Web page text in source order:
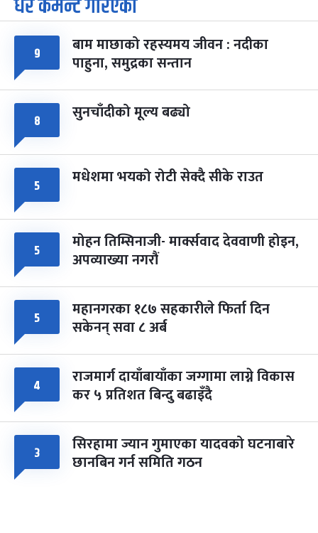
आइत चैत्र ७, २०८३-Mar 21, 2027
८ फागुपूर्णिमा
चैत्र ८, २०८३-Mar 22, 2027
७ महिना बाँकी
धेरै कमेन्ट गरिएका
९ बाम माछाको रहस्यमय जीवन : नदीका
पाहुना, समुद्रका सन्तान
८ सुनचाँदीको मूल्य बढ्यो
५ मधेशमा भयको रोटी सेक्दै सीके राउत
५ मोहन तिम्सिनाजी- मार्क्सवाद देववाणी होइन,
अपव्याख्या नगरौं
५ महानगरका १८७ सहकारीले फिर्ता दिन
सकेनन् सवा ८ अर्ब
४ राजमार्ग दायाँबायाँका जग्गामा लाग्ने विकास
कर ५ प्रतिशत बिन्दु बढाइँदै
३ सिरहामा ज्यान गुमाएका यादवको घटनाबारे
छानबिन गर्न समिति गठन